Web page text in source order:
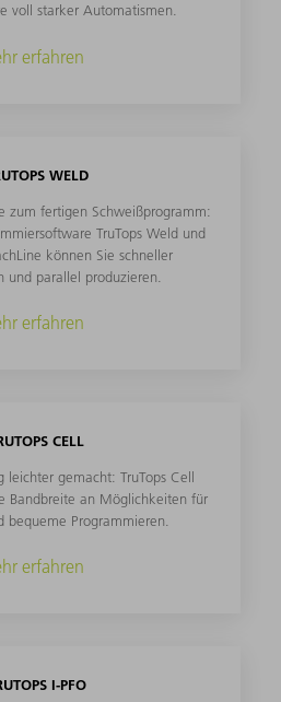
voll starker Automatismen.
erfahren
WELD
zum fertigen Schweißprogramm:
TruTops Weld und
können Sie schneller
und parallel produzieren.
erfahren
CELL
leichter gemacht: TruTops Cell
Bandbreite an Möglichkeiten für
bequeme Programmieren.
erfahren
I-PFO